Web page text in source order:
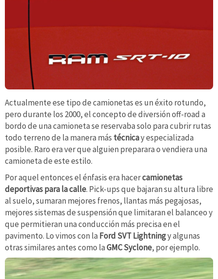
Actualmente ese tipo de camionetas es un éxito rotundo,
pero durante los 2000, el concepto de diversión off-road a
bordo de una camioneta se reservaba solo para cubrir rutas
todo terreno de la manera más técnicay especializada
posible. Raro era ver que alguien preparara o vendiera una
camioneta de este estilo.
Por aquel entonces el énfasis era hacercamionetas
deportivas para la calle. Pick-ups que bajaran su altura libre
al suelo, sumaran mejores frenos, llantas más pegajosas,
mejores sistemas de suspensión que limitaran el balanceo y
que permitieran una conducción más precisa en el
pavimento. Lo vimos con la Ford SVT Lightningy algunas
otras similares antes como laGMC Syclone, por ejemplo.